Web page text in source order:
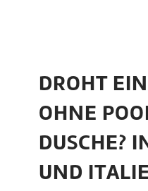
DROHT
OHNE
DUSCHE?
UND